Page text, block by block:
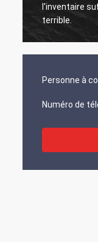
l'inventaire
terrible.
Personne à
Numéro de